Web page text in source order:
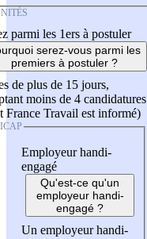
parmi les 1ers à postuler
serez-vous parmi les
premiers à postuler ?
de plus de 15 jours,
moins de 4 candidatures
France Travail est informé)
Employeur handi-
engagé
Qu'est-ce qu'un
employeur handi-
engagé ?
Un employeur handi-